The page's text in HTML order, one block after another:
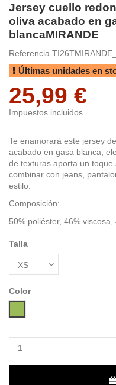
Jersey cuello
oliva acabado en
blancaMIRANDE
Referencia
Últimas unidades en
25,99 €
Impuestos incluidos
Te enamorará este jersey
acabado en gasa blanca,
de texturas aporta un
combinar con jeans,
estilo.
Composición:
50% poliéster, 46% viscosa,
Talla
Color